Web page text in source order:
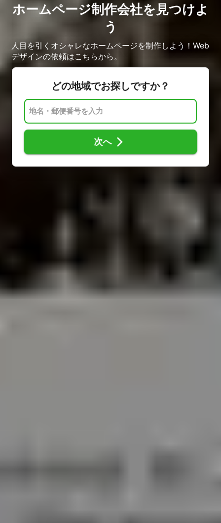
ホームページ制作会社を見つけよ
う
人目を引くオシャレなホームページを制作しよう！Web
デザインの依頼はこちらから。
どの地域でお探しですか？
次へ